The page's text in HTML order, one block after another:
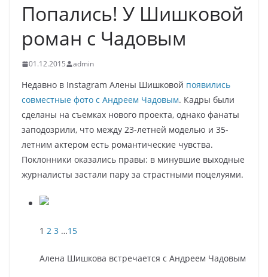
Попались! У Шишковой
роман с Чадовым
01.12.2015 admin
Недавно в Instagram Алены Шишковой появились
совместные фото с Андреем Чадовым. Кадры были
сделаны на съемках нового проекта, однако фанаты
заподозрили, что между 23-летней моделью и 35-
летним актером есть романтические чувства.
Поклонники оказались правы: в минувшие выходные
журналисты застали пару за страстными поцелуями.
1 2 3 …15
Алена Шишкова встречается с Андреем Чадовым